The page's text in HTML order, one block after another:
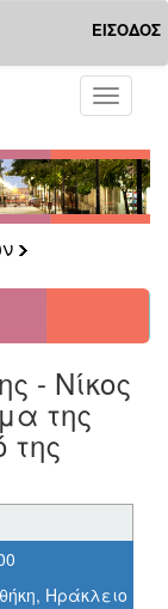
ΕΙΣΟΔΟΣ
Toggle
- Νίκος
της
της
Ηράκλειο